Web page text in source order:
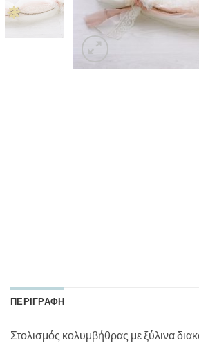
ΠΕΡΙΓΡΑΦΉ
Στολισμός κολυμβήθρας με ξύλινα